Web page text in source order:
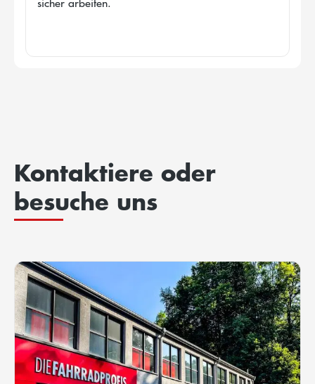
Kontaktiere oder
besuche uns